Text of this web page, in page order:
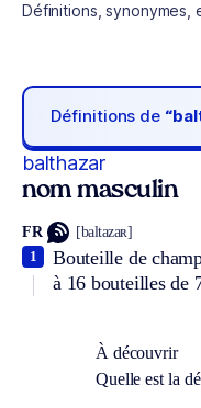
Définitions, synonymes,
Définitions de
balthazar
nom masculin
FR [baltazaʀ]
Bouteille de
à 16 bouteilles de
1
À découvrir
Quelle est la